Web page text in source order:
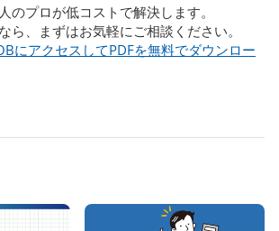
のプロが低コストで解決します。
ら、まずはお気軽にご相談ください。
にアクセスしてPDFを無料でダウンロー